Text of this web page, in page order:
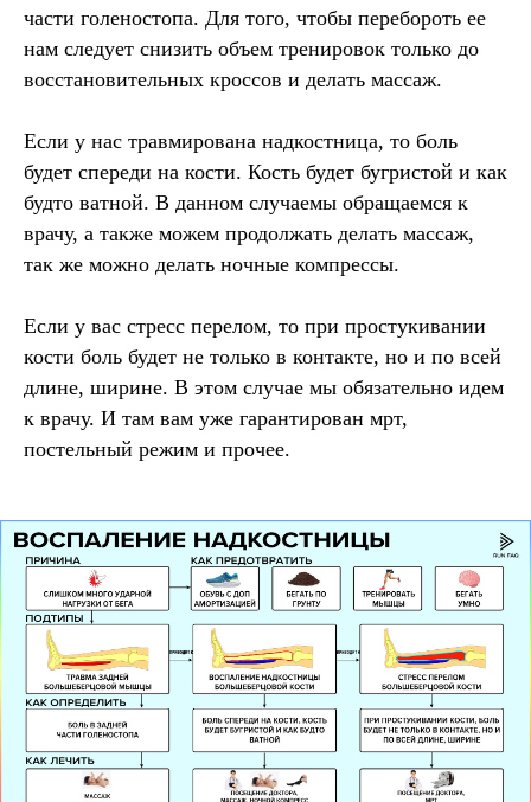
части голеностопа. Для того, чтобы перебороть ее
нам следует снизить объем тренировок только до
восстановительных кроссов и делать массаж.
Если у нас травмирована надкостница, то боль
будет спереди на кости. Кость будет бугристой и как
будто ватной. В данном случаемы обращаемся к
врачу, а также можем продолжать делать массаж,
так же можно делать ночные компрессы.
Если у вас стресс перелом, то при простукивании
кости боль будет не только в контакте, но и по всей
длине, ширине. В этом случае мы обязательно идем
к врачу. И там вам уже гарантирован мрт,
постельный режим и прочее.